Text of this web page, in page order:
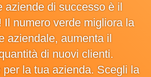
aziende di successo è il
Il numero verde migliora la
aziendale, aumenta il
di nuovi clienti.
la tua azienda. Scegli la